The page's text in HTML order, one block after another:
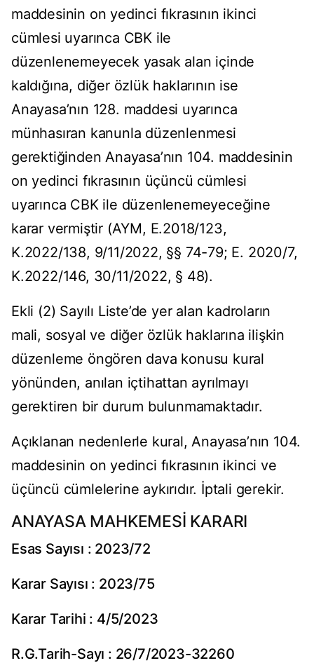
maddesinin on yedinci fıkrasının ikinci
cümlesi uyarınca CBK ile
düzenlenemeyecek yasak alan içinde
kaldığına, diğer özlük haklarının ise
Anayasa’nın 128. maddesi uyarınca
münhasıran kanunla düzenlenmesi
gerektiğinden Anayasa’nın 104. maddesinin
on yedinci fıkrasının üçüncü cümlesi
uyarınca CBK ile düzenlenemeyeceğine
karar vermiştir (AYM, E.2018/123,
K.2022/138, 9/11/2022, §§ 74-79; E. 2020/7,
K.2022/146, 30/11/2022, § 48).
Ekli (2) Sayılı Liste’de yer alan kadroların
mali, sosyal ve diğer özlük haklarına ilişkin
düzenleme öngören dava konusu kural
yönünden, anılan içtihattan ayrılmayı
gerektiren bir durum bulunmamaktadır.
Açıklanan nedenlerle kural, Anayasa’nın 104.
maddesinin on yedinci fıkrasının ikinci ve
üçüncü cümlelerine aykırıdır. İptali gerekir.
ANAYASA MAHKEMESİ KARARI
Esas Sayısı : 2023/72
Karar Sayısı : 2023/75
Karar Tarihi : 4/5/2023
R.G.Tarih-Sayı : 26/7/2023-32260